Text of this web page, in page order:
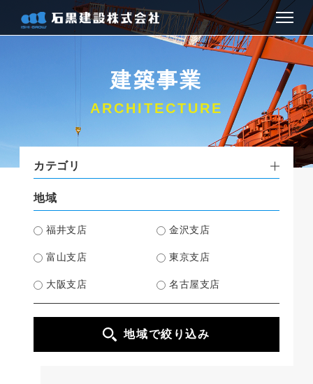
土木事業
お問い合わせ
建築事業
ARCHITECTURE
カテゴリ
地域
福井支店 金沢支店
富山支店 東京支店
大阪支店 名古屋支店
地域で絞り込み